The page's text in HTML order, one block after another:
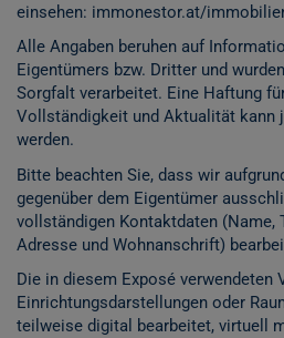
einsehen: immonestor.at/
Alle Angaben beruhen auf
Eigentümers bzw. Dritter und
Sorgfalt verarbeitet. Eine Haftung
Vollständigkeit und Aktualität kann
werden.
Bitte beachten Sie, dass wir
gegenüber dem Eigentümer
vollständigen Kontaktdaten (Name,
Adresse und Wohnanschrift)
Die in diesem Exposé verwendeten
Einrichtungsdarstellungen oder
teilweise digital bearbeitet, virtuell